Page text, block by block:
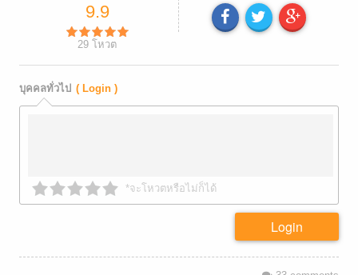
9.9
29 โหวต
บุคคลทั่วไป ( Login )
*จะโหวตหรือไม่ก็ได้
Login